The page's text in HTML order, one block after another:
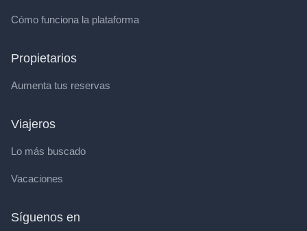
Cómo funciona la plataforma
Propietarios
Aumenta tus reservas
Viajeros
Lo más buscado
Vacaciones
Síguenos en